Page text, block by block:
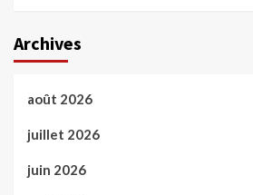
Archives
août 2026
juillet 2026
juin 2026